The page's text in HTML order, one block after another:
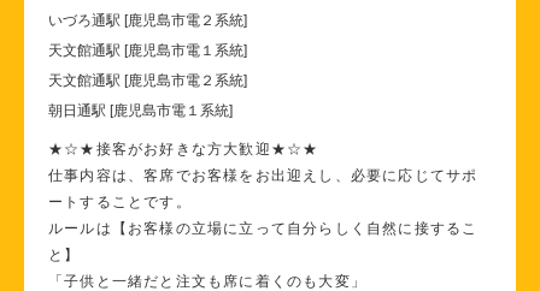
いづろ通駅 [鹿児島市電２系統]
天文館通駅 [鹿児島市電１系統]
天文館通駅 [鹿児島市電２系統]
朝日通駅 [鹿児島市電１系統]
★☆★接客がお好きな方大歓迎★☆★
仕事内容は、客席でお客様をお出迎えし、必要に応じてサポ
ートすることです。
ルールは【お客様の立場に立って自分らしく自然に接するこ
と】
「子供と一緒だと注文も席に着くのも大変」